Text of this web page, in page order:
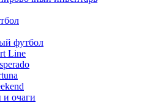
футбол
Line
очаги